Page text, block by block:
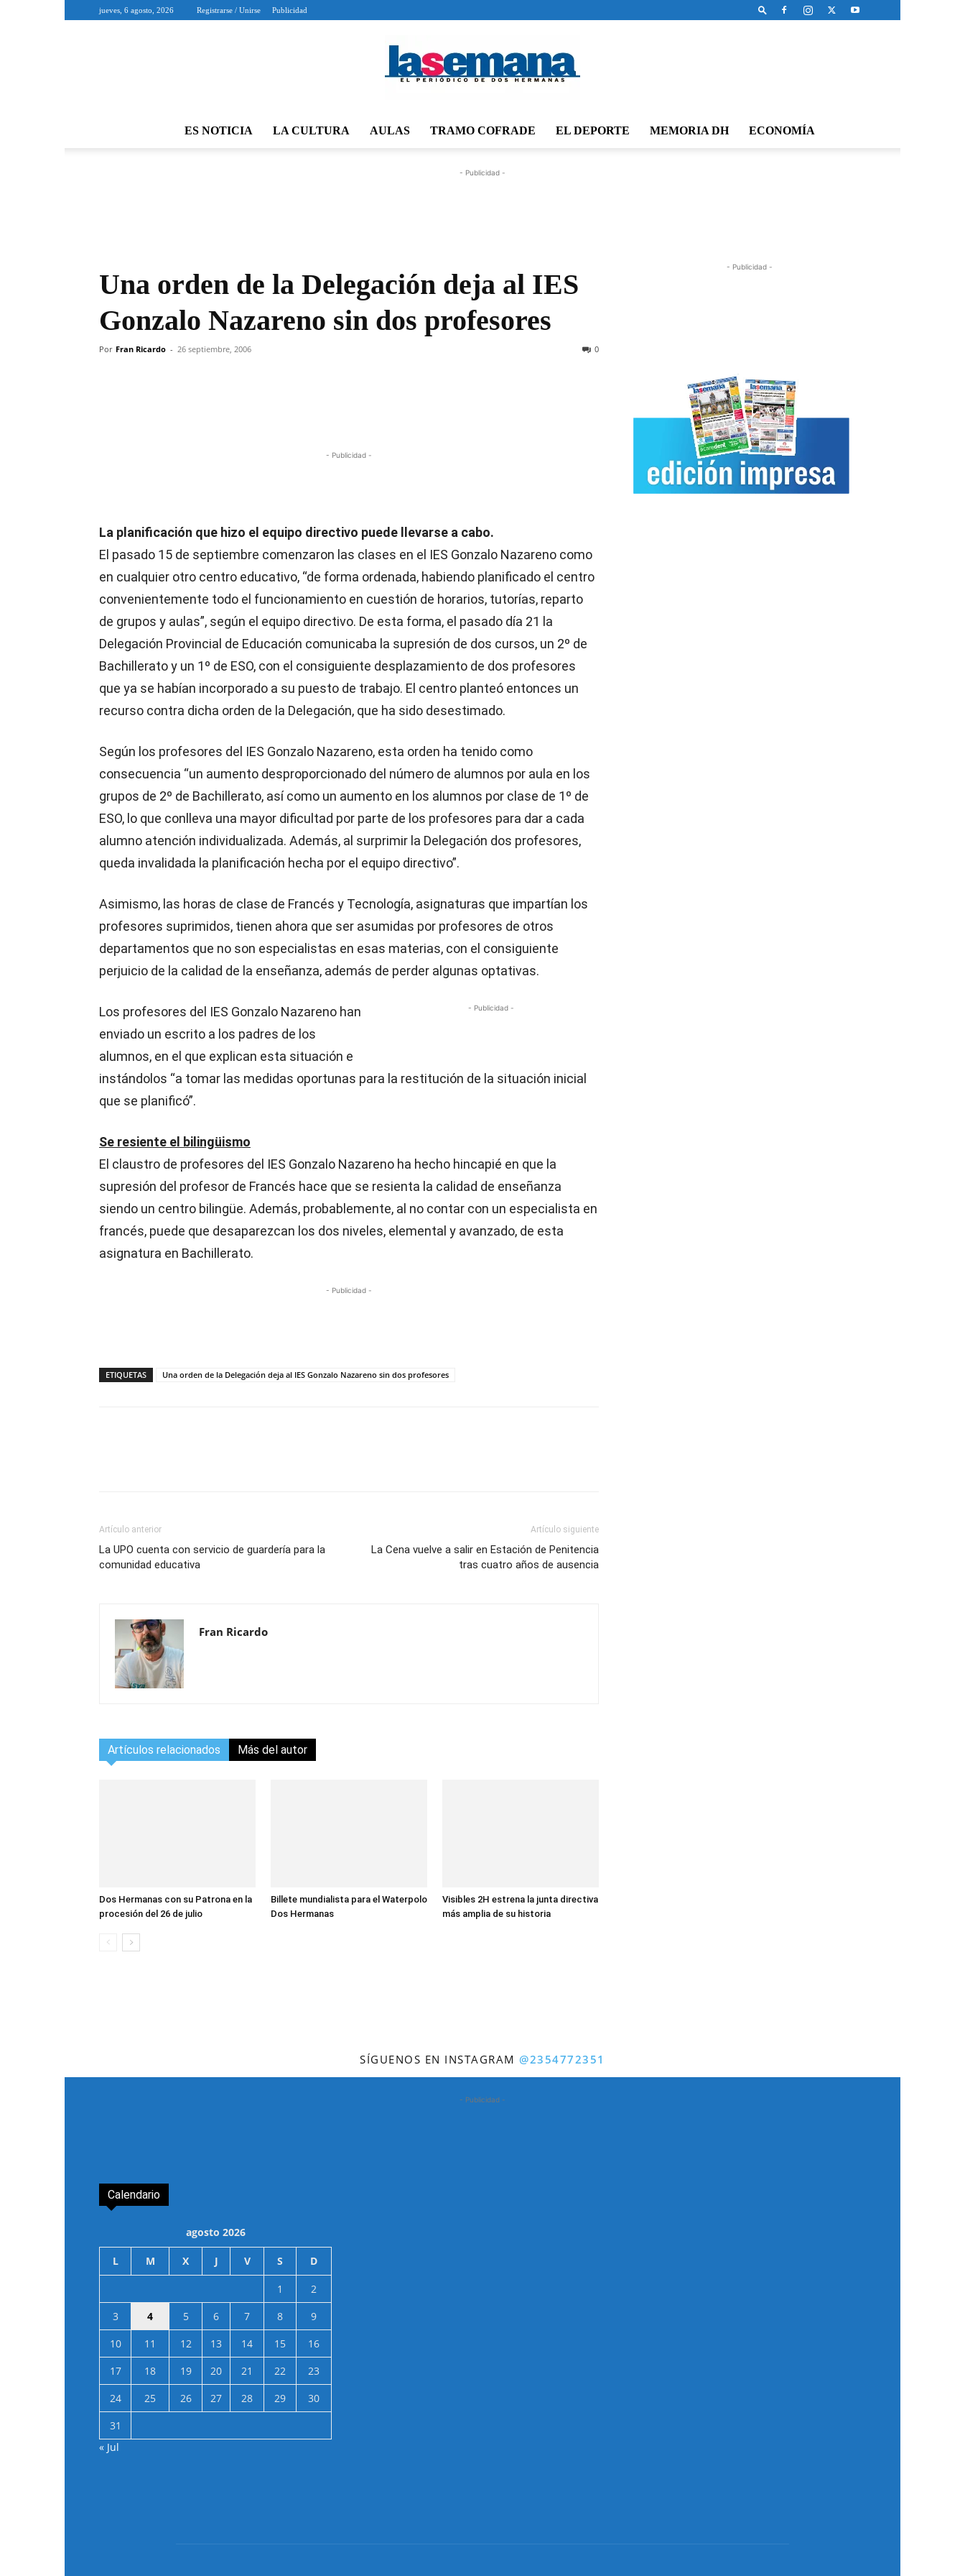
jueves, 6 agosto, 2026 Registrarse / Unirse Publicidad
Semana
ES NOTICIA LA CULTURA AULAS TRAMO COFRADE EL DEPORTE MEMORIA DH ECONOMÍA
- Publicidad -
Una orden de la Delegación deja al IES
Gonzalo Nazareno sin dos profesores
Por Fran Ricardo - 26 septiembre, 2006 0
- Publicidad -
La planificación que hizo el equipo directivo puede llevarse a cabo.
El pasado 15 de septiembre comenzaron las clases en el IES Gonzalo Nazareno como
en cualquier otro centro educativo, “de forma ordenada, habiendo planificado el centro
convenientemente todo el funcionamiento en cuestión de horarios, tutorías, reparto
de grupos y aulas”, según el equipo directivo. De esta forma, el pasado día 21 la
Delegación Provincial de Educación comunicaba la supresión de dos cursos, un 2º de
Bachillerato y un 1º de ESO, con el consiguiente desplazamiento de dos profesores
que ya se habían incorporado a su puesto de trabajo. El centro planteó entonces un
recurso contra dicha orden de la Delegación, que ha sido desestimado.
Según los profesores del IES Gonzalo Nazareno, esta orden ha tenido como
consecuencia “un aumento desproporcionado del número de alumnos por aula en los
grupos de 2º de Bachillerato, así como un aumento en los alumnos por clase de 1º de
ESO, lo que conlleva una mayor dificultad por parte de los profesores para dar a cada
alumno atención individualizada. Además, al surprimir la Delegación dos profesores,
queda invalidada la planificación hecha por el equipo directivo”.
Asimismo, las horas de clase de Francés y Tecnología, asignaturas que impartían los
profesores suprimidos, tienen ahora que ser asumidas por profesores de otros
departamentos que no son especialistas en esas materias, con el consiguiente
perjuicio de la calidad de la enseñanza, además de perder algunas optativas.
- Publicidad -
Los profesores del IES Gonzalo Nazareno han
enviado un escrito a los padres de los
alumnos, en el que explican esta situación e
instándolos “a tomar las medidas oportunas para la restitución de la situación inicial
que se planificó”.
Se resiente el bilingüismo
El claustro de profesores del IES Gonzalo Nazareno ha hecho hincapié en que la
supresión del profesor de Francés hace que se resienta la calidad de enseñanza
siendo un centro bilingüe. Además, probablemente, al no contar con un especialista en
francés, puede que desaparezcan los dos niveles, elemental y avanzado, de esta
asignatura en Bachillerato.
- Publicidad -
ETIQUETAS Una orden de la Delegación deja al IES Gonzalo Nazareno sin dos profesores
Artículo anterior
La UPO cuenta con servicio de guardería para la
comunidad educativa
Artículo siguiente
La Cena vuelve a salir en Estación de Penitencia
tras cuatro años de ausencia
Fran Ricardo
Artículos relacionados Más del autor
Dos Hermanas con su Patrona en la
procesión del 26 de julio
Billete mundialista para el Waterpolo
Dos Hermanas
Visibles 2H estrena la junta directiva
más amplia de su historia
- Publicidad -
SÍGUENOS EN INSTAGRAM@2354772351
- Publicidad -
Calendario
agosto 2026
L M X J V S D
1
2
3
4 5 6 7 8
9
10
11 12 13 14 15
16
17
18 19 20 21 22
23
24
25 26 27 28 29
30
31
« Jul